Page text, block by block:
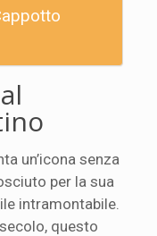
un’icona senza
per la sua
intramontabile.
questo